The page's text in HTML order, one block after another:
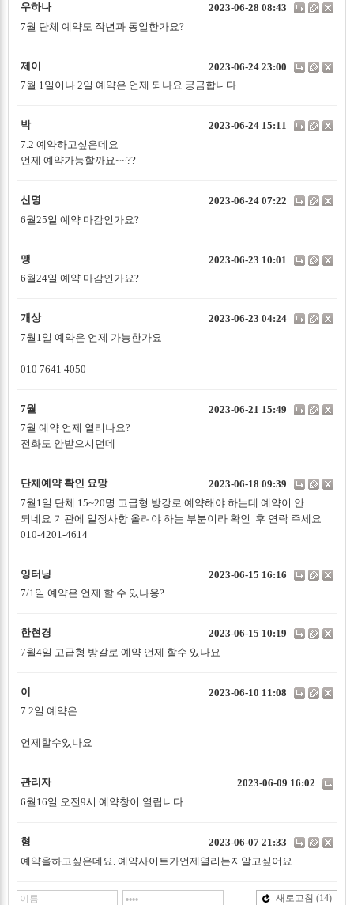
우하나
2023-06-28 08:43
7월 단체 예약도 작년과 동일한가요?
제이
2023-06-24 23:00
7월 1일이나 2일 예약은 언제 되나요 궁금합니다
박
2023-06-24 15:11
7.2 예약하고싶은데요
언제 예약가능할까요~~??
신명
2023-06-24 07:22
6월25일 예약 마감인가요?
맹
2023-06-23 10:01
6월24일 예약 마감인가요?
개상
2023-06-23 04:24
7월1일 예약은 언제 가능한가요
010 7641 4050
7월
2023-06-21 15:49
7월 예약 언제 열리나요?
전화도 안받으시던데
단체예약 확인 요망
2023-06-18 09:39
7월1일 단체 15~20명 고급형 방강로 예약해야 하는데 예약이 안
되네요 기관에 일정사항 올려야 하는 부분이라 확인 후 연락 주세요
010-4201-4614
잉터닝
2023-06-15 16:16
7/1일 예약은 언제 할 수 있나용?
한현경
2023-06-15 10:19
7월4일 고급형 방갈로 예약 언제 할수 있나요
이
2023-06-10 11:08
7.2일 예약은
언제할수있나요
관리자
2023-06-09 16:02
6월16일 오전9시 예약창이 열립니다
형
2023-06-07 21:33
예약을하고싶은데요. 예약사이트가언제열리는지알고싶어요
새로고침 (14)